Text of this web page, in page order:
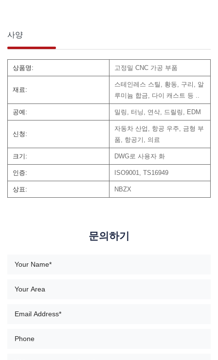
사양
상품명: 고정밀 CNC 가공 부품
재료:
스테인레스 스틸, 황동, 구리, 알
루미늄 합금, 다이 캐스트 등 ..
공예: 밀링, 터닝, 연삭, 드릴링, EDM
신청:
자동차 산업, 항공 우주, 금형 부
품, 항공기, 의료
크기: DWG로 사용자 화
인증: ISO9001, TS16949
상표: NBZX
문의하기